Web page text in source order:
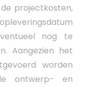
projectkosten,
nog te
Aangezien het
worden
ontwerp- en